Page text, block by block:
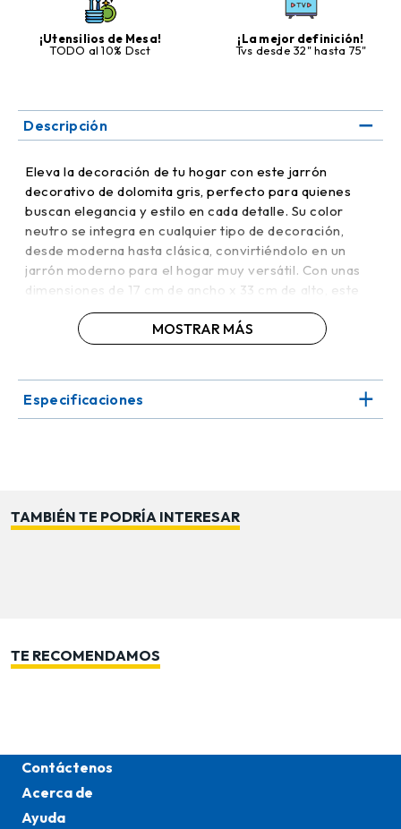
¡Utensilios de Mesa!
TODO al 10% Dsct
¡La mejor definición!
Tvs desde 32" hasta 75"
Descripción
Eleva la decoración de tu hogar con este jarrón
decorativo de dolomita gris, perfecto para quienes
buscan elegancia y estilo en cada detalle. Su color
neutro se integra en cualquier tipo de decoración,
desde moderna hasta clásica, convirtiéndolo en un
jarrón moderno para el hogar muy versátil. Con unas
dimensiones de 17 cm de ancho x 33 cm de alto, este
jarrón de diseño sofisticado resalta la belleza de las
flores y realza la personalidad de la decoración.
durabilidad y resistencia, mientras que su acabado liso
refleja luz y añade sofisticación al ambiente. Este
MOSTRAR MÁS
Especificaciones
TAMBIÉN TE PODRÍA INTERESAR
TE RECOMENDAMOS
Contáctenos
Acerca de
Ayuda